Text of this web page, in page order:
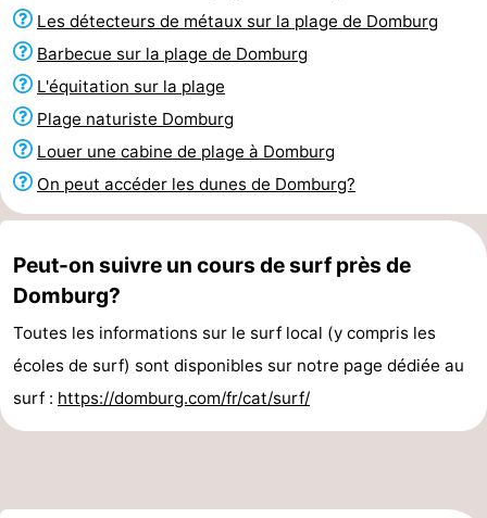
Domburg
Westhove
Hôtels
Last
minutes
Plages
Voir
et
faire
Lieux
d'intérêt
-
Musées
Monuments
-
Moulins
-
Points
Attractions
Les détecteurs de métaux sur la plage de Domburg
Barbecue sur la plage de Domburg
L'équitation sur la plage
Plage naturiste Domburg
Louer une cabine de plage à Domburg
On peut accéder les dunes de Domburg?
Peut-on suivre un cours de surf près de
Domburg?
Toutes les informations sur le surf local (y compris les
écoles de surf) sont disponibles sur notre page dédiée au
surf : https://domburg.com/fr/cat/surf/